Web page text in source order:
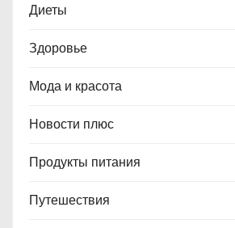
Диеты
Здоровье
Мода и красота
Новости плюс
Продукты питания
Путешествия